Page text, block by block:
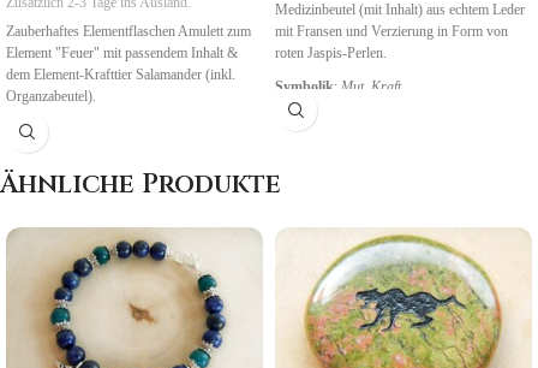
Zauberhaftes Elementflaschen Amulett zum
Element "Feuer" mit passendem Inhalt &
dem Element-Krafttier Salamander (inkl.
Organzabeutel).
Medizinbeutel (mit Inhalt) aus echtem Leder
mit Fransen und Verzierung in Form von
roten Jaspis-Perlen.
Symbolik: Mut, Kraft
Ähnliche Produkte